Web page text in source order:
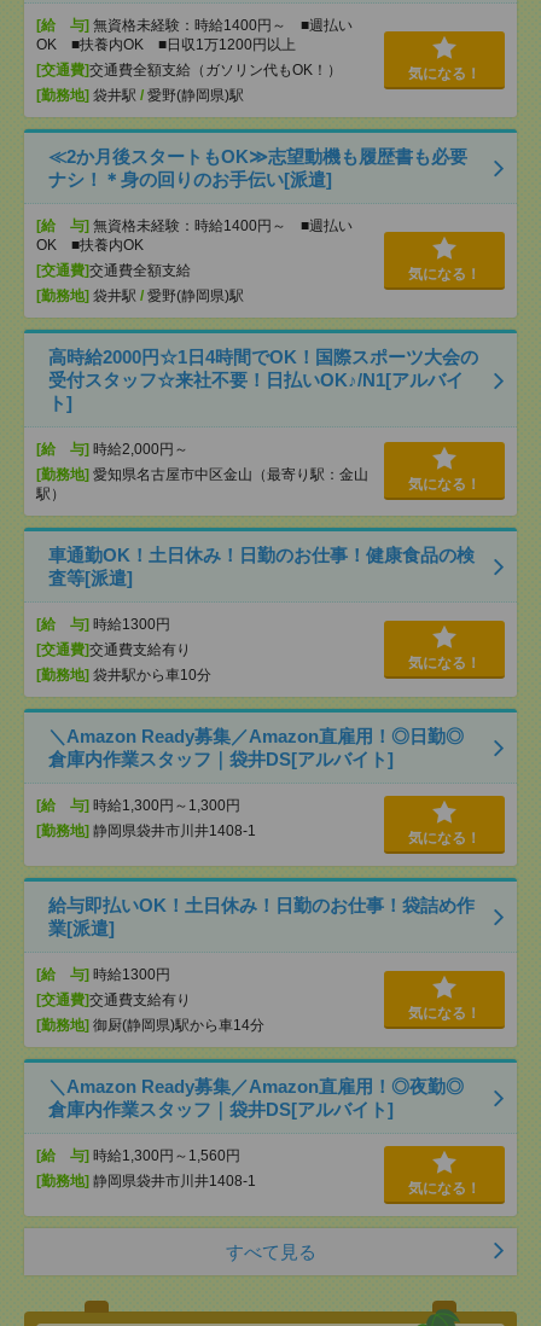
[給 与] 無資格未経験：時給1400円～ ■週払い
OK ■扶養内OK ■日収1万1200円以上
[交通費]交通費全額支給（ガソリン代もOK！）
[勤務地] 袋井駅 / 愛野(静岡県)駅
気になる！
≪2か月後スタートもOK≫志望動機も履歴書も必要
ナシ！＊身の回りのお手伝い[派遣]
[給 与] 無資格未経験：時給1400円～ ■週払い
OK ■扶養内OK
[交通費]交通費全額支給
[勤務地] 袋井駅 / 愛野(静岡県)駅
気になる！
高時給2000円☆1日4時間でOK！国際スポーツ大会の
受付スタッフ☆来社不要！日払いOK♪/N1[アルバイ
ト]
[給 与] 時給2,000円～
[勤務地] 愛知県名古屋市中区金山（最寄り駅：金山
駅）
気になる！
車通勤OK！土日休み！日勤のお仕事！健康食品の検
査等[派遣]
[給 与] 時給1300円
[交通費]交通費支給有り
[勤務地] 袋井駅から車10分
気になる！
＼Amazon Ready募集／Amazon直雇用！◎日勤◎
倉庫内作業スタッフ｜袋井DS[アルバイト]
[給 与] 時給1,300円～1,300円
[勤務地] 静岡県袋井市川井1408-1 気になる！
給与即払いOK！土日休み！日勤のお仕事！袋詰め作
業[派遣]
[給 与] 時給1300円
[交通費]交通費支給有り
[勤務地] 御厨(静岡県)駅から車14分
気になる！
＼Amazon Ready募集／Amazon直雇用！◎夜勤◎
倉庫内作業スタッフ｜袋井DS[アルバイト]
[給 与] 時給1,300円～1,560円
[勤務地] 静岡県袋井市川井1408-1 気になる！
すべて見る